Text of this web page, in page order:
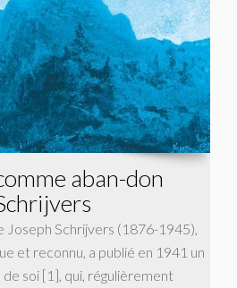
aban-don
Schrijvers (1876-1945),
et reconnu, a publié en 1941 un
soi [1], qui, régulièrement